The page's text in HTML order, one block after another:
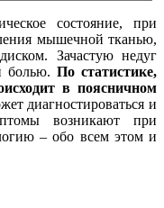
состояние, при
мышечной тканью,
Зачастую недуг
болью. По статистике,
в поясничном
диагностироваться и
возникают при
– обо всем этом и